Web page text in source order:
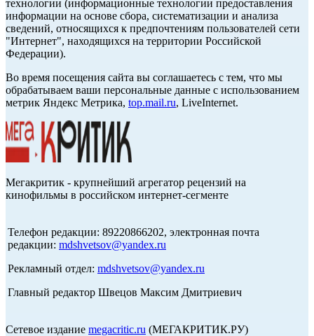
технологии (информационные технологии предоставления
информации на основе сбора, систематизации и анализа
сведений, относящихся к предпочтениям пользователей сети
"Интернет", находящихся на территории Российской
Федерации).
Во время посещения сайта вы соглашаетесь с тем, что мы
обрабатываем ваши персональные данные с использованием
метрик Яндекс Метрика, top.mail.ru, LiveInternet.
Мегакритик - крупнейший агрегатор рецензий на
кинофильмы в российском интернет-сегменте
Телефон редакции: 89220866202, электронная почта
редакции: mdshvetsov@yandex.ru
Рекламный отдел: mdshvetsov@yandex.ru
Главный редактор Швецов Максим Дмитриевич
Сетевое издание megacritic.ru (МЕГАКРИТИК.РУ)